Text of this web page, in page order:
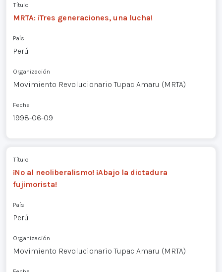
Título
MRTA: ¡Tres generaciones, una lucha!
País
Perú
Organización
Movimiento Revolucionario Tupac Amaru (MRTA)
Fecha
1998-06-09
Título
¡No al neoliberalismo! ¡Abajo la dictadura
fujimorista!
País
Perú
Organización
Movimiento Revolucionario Tupac Amaru (MRTA)